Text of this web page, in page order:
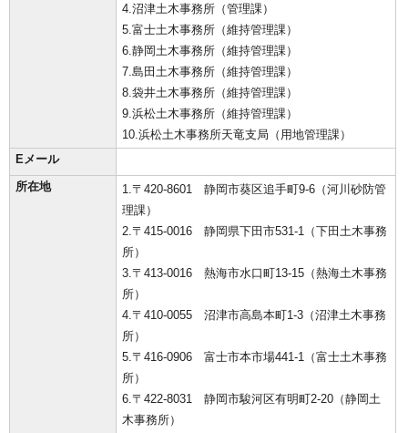
4.沼津土木事務所（管理課）
5.富士土木事務所（維持管理課）
6.静岡土木事務所（維持管理課）
7.島田土木事務所（維持管理課）
8.袋井土木事務所（維持管理課）
9.浜松土木事務所（維持管理課）
10.浜松土木事務所天竜支局（用地管理課）
Eメール
所在地
1.〒420-8601 静岡市葵区追手町9-6（河川砂防管
理課）
2.〒415-0016 静岡県下田市531-1（下田土木事務
所）
3.〒413-0016 熱海市水口町13-15（熱海土木事務
所）
4.〒410-0055 沼津市高島本町1-3（沼津土木事務
所）
5.〒416-0906 富士市本市場441-1（富士土木事務
所）
6.〒422-8031 静岡市駿河区有明町2-20（静岡土
木事務所）